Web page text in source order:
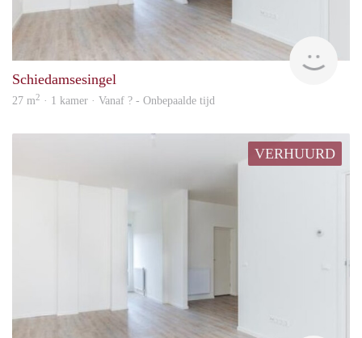
Schiedamsesingel
27 m2 · 1 kamer · Vanaf ? - Onbepaalde tijd
VERHUURD